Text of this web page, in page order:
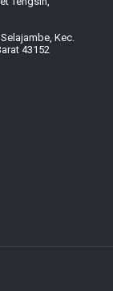
Kec.
43152